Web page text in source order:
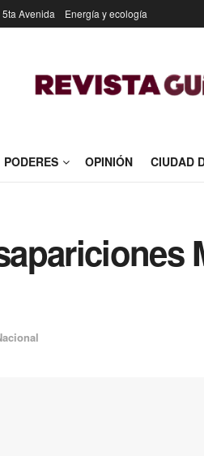
5ta Avenida Energía y ecología
PODERES OPINIÓN CIUDAD